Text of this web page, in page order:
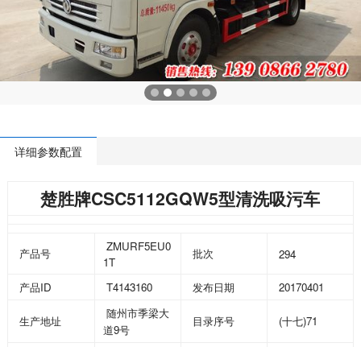
详细参数配置
楚胜牌CSC5112GQW5型清洗吸污车
产品号
ZMURF5EU0
1T
批次 294
产品ID T4143160 发布日期 20170401
生产地址
随州市季梁大
道9号
目录序号 (十七)71